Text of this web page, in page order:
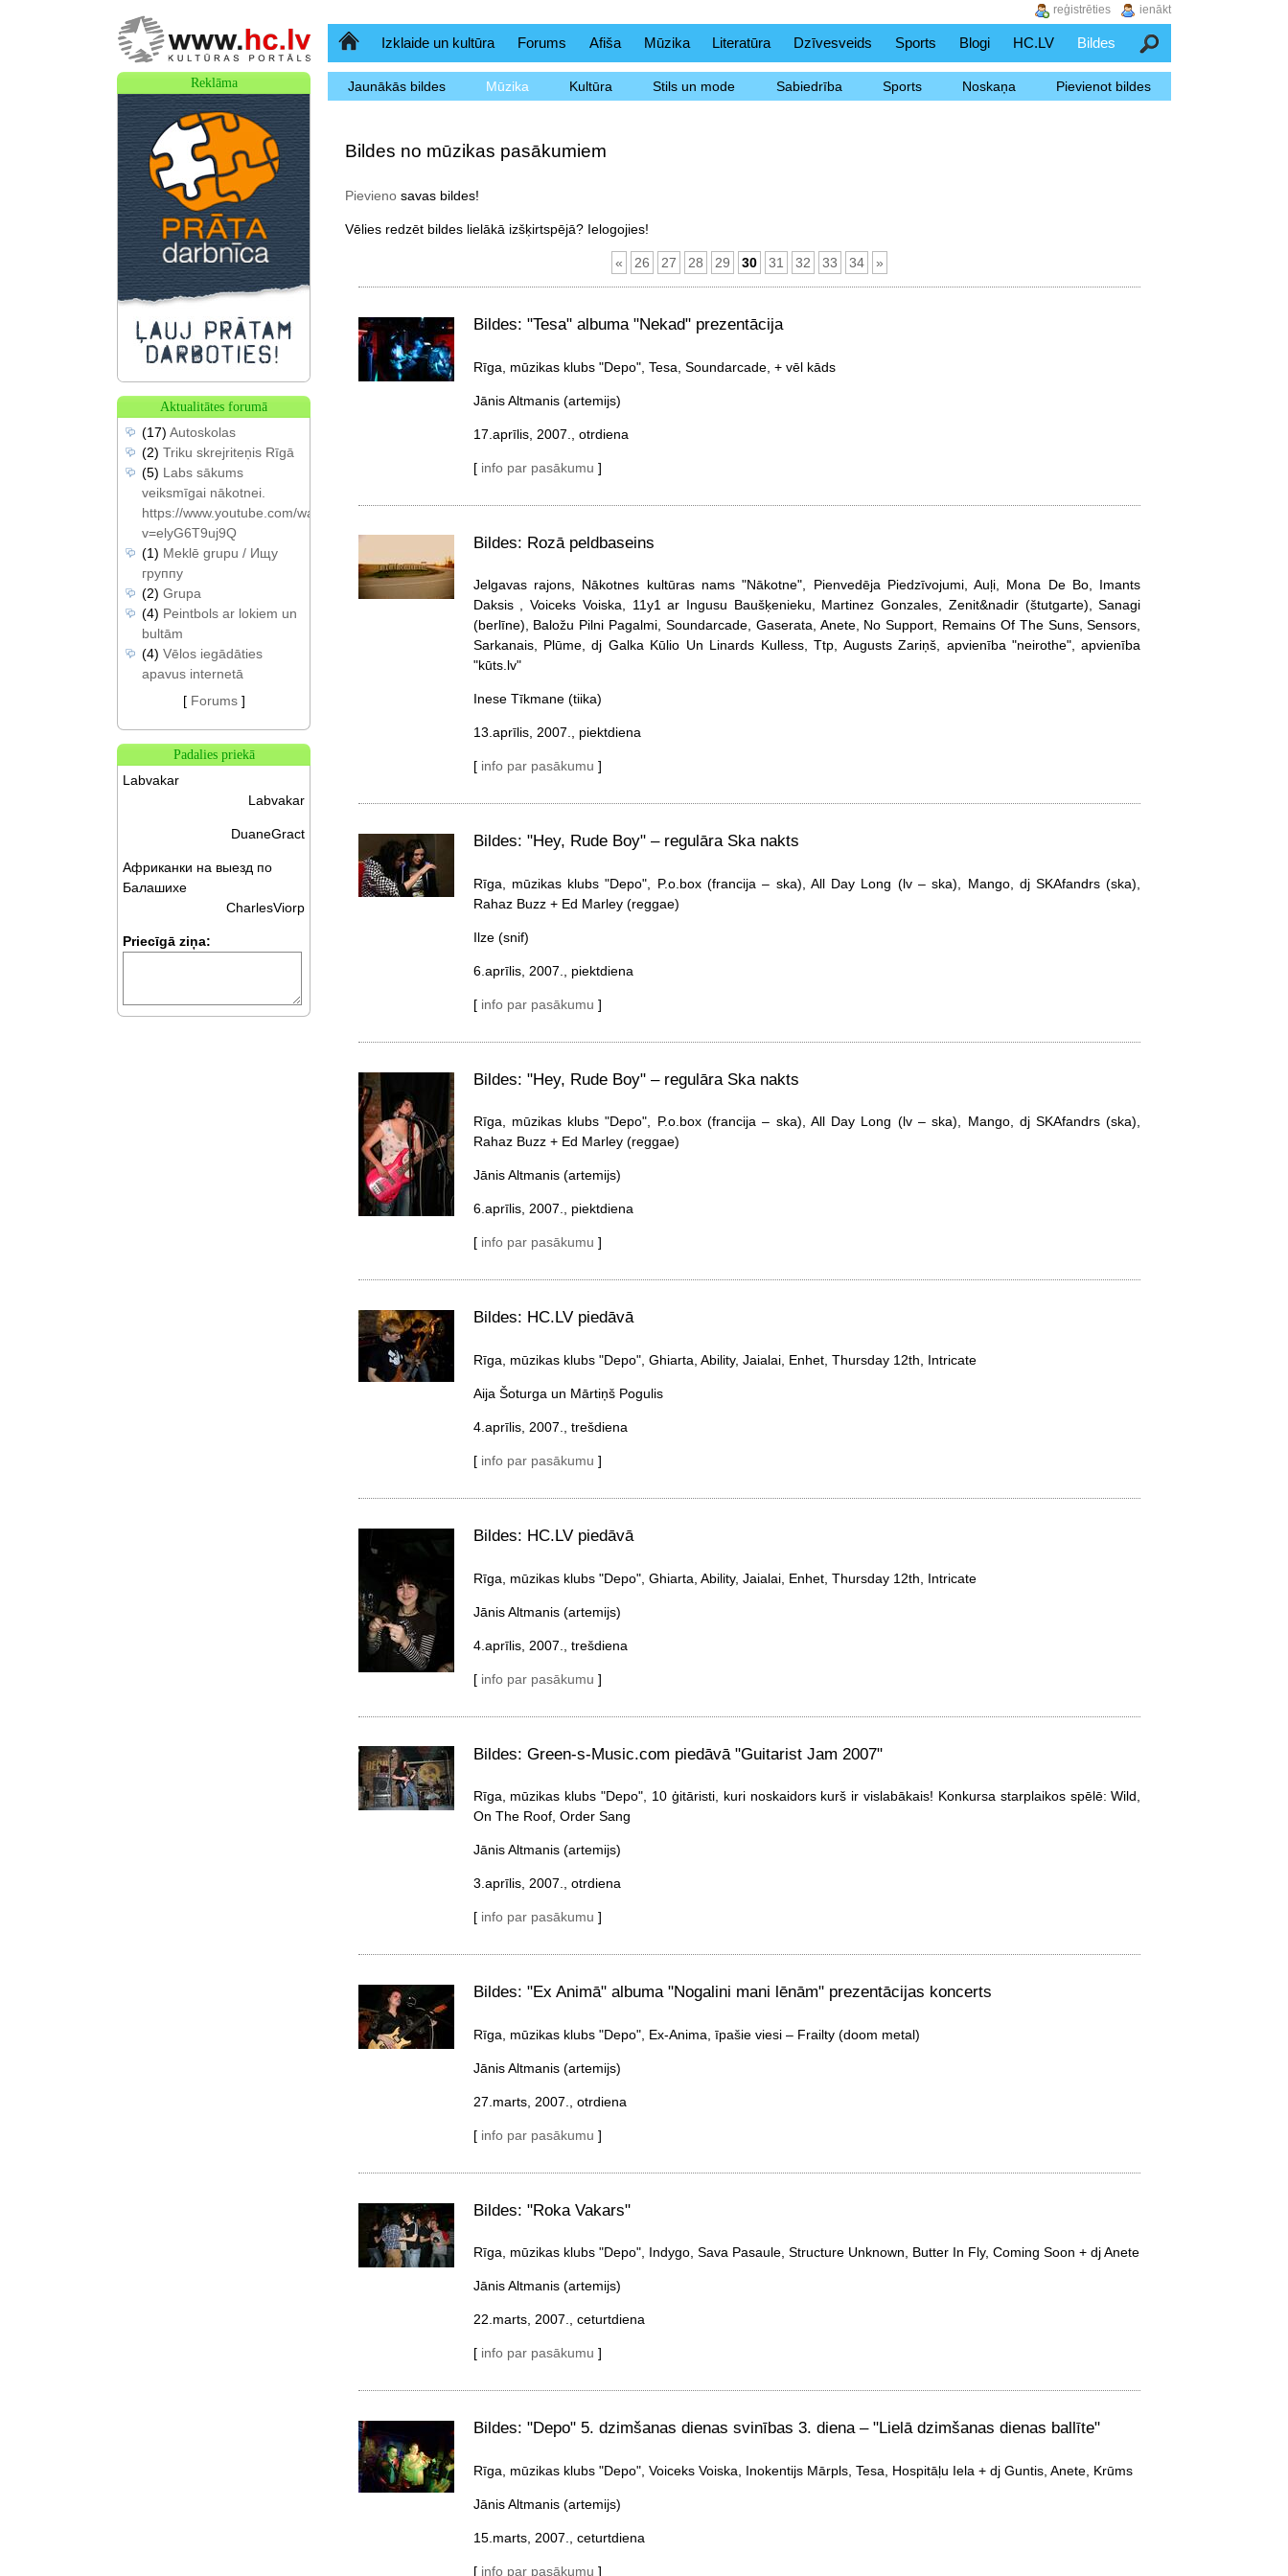
SākumlapaIzklaide un kultūra Forums Afiša Mūzika Literatūra Dzīvesveids Sports Blogi HC.LV Bildes Meklēšana
Jaunākās bildes Mūzika Kultūra Stils un mode Sabiedrība Sports Noskaņa Pievienot bildes
Bildes no mūzikas pasākumiem
Pievienosavas bildes!
Vēlies redzēt bildes lielākā izšķirtspējā? Ielogojies!
« 26 27 28 29 30 31 32 33 34 »
Bildes: "Tesa" albuma "Nekad" prezentācija
Rīga, mūzikas klubs "Depo", Tesa, Soundarcade, + vēl kāds
Jānis Altmanis (artemijs)
17.aprīlis, 2007., otrdiena
[ info par pasākumu ]
Bildes: Rozā peldbaseins
Jelgavas rajons, Nākotnes kultūras nams "Nākotne", Pienvedēja Piedzīvojumi, Auļi, Mona De Bo, Imants
Daksis , Voiceks Voiska, 11y1 ar Ingusu Baušķenieku, Martinez Gonzales, Zenit&nadir (štutgarte), Sanagi
(berlīne), Baložu Pilni Pagalmi, Soundarcade, Gaserata, Anete, No Support, Remains Of The Suns, Sensors,
Sarkanais, Plūme, dj Galka Kūlio Un Linards Kulless, Ttp, Augusts Zariņš, apvienība "neirothe", apvienība
"kūts.lv"
Inese Tīkmane (tiika)
13.aprīlis, 2007., piektdiena
[ info par pasākumu ]
Bildes: "Hey, Rude Boy" – regulāra Ska nakts
Rīga, mūzikas klubs "Depo", P.o.box (francija – ska), All Day Long (lv – ska), Mango, dj SKAfandrs (ska),
Rahaz Buzz + Ed Marley (reggae)
Ilze (snif)
6.aprīlis, 2007., piektdiena
[ info par pasākumu ]
Bildes: "Hey, Rude Boy" – regulāra Ska nakts
Rīga, mūzikas klubs "Depo", P.o.box (francija – ska), All Day Long (lv – ska), Mango, dj SKAfandrs (ska),
Rahaz Buzz + Ed Marley (reggae)
Jānis Altmanis (artemijs)
6.aprīlis, 2007., piektdiena
[ info par pasākumu ]
Bildes: HC.LV piedāvā
Rīga, mūzikas klubs "Depo", Ghiarta, Ability, Jaialai, Enhet, Thursday 12th, Intricate
Aija Šoturga un Mārtiņš Pogulis
4.aprīlis, 2007., trešdiena
[ info par pasākumu ]
Bildes: HC.LV piedāvā
Rīga, mūzikas klubs "Depo", Ghiarta, Ability, Jaialai, Enhet, Thursday 12th, Intricate
Jānis Altmanis (artemijs)
4.aprīlis, 2007., trešdiena
[ info par pasākumu ]
Bildes: Green-s-Music.com piedāvā "Guitarist Jam 2007"
Rīga, mūzikas klubs "Depo", 10 ģitāristi, kuri noskaidors kurš ir vislabākais! Konkursa starplaikos spēlē: Wild,
On The Roof, Order Sang
Jānis Altmanis (artemijs)
3.aprīlis, 2007., otrdiena
[ info par pasākumu ]
Bildes: "Ex Animā" albuma "Nogalini mani lēnām" prezentācijas koncerts
Rīga, mūzikas klubs "Depo", Ex-Anima, īpašie viesi – Frailty (doom metal)
Jānis Altmanis (artemijs)
27.marts, 2007., otrdiena
[ info par pasākumu ]
Bildes: "Roka Vakars"
Rīga, mūzikas klubs "Depo", Indygo, Sava Pasaule, Structure Unknown, Butter In Fly, Coming Soon + dj Anete
Jānis Altmanis (artemijs)
22.marts, 2007., ceturtdiena
[ info par pasākumu ]
Bildes: "Depo" 5. dzimšanas dienas svinības 3. diena – "Lielā dzimšanas dienas ballīte"
Rīga, mūzikas klubs "Depo", Voiceks Voiska, Inokentijs Mārpls, Tesa, Hospitāļu Iela + dj Guntis, Anete, Krūms
Jānis Altmanis (artemijs)
15.marts, 2007., ceturtdiena
[ info par pasākumu ]
Reklāma
Aktualitātes forumā
(17) Autoskolas
(2) Triku skrejriteņis Rīgā
(5) Labs sākums
veiksmīgai nākotnei.
https://www.youtube.com/watch?
v=elyG6T9uj9Q
(1) Meklē grupu / Ищу
группу
(2) Grupa
(4) Peintbols ar lokiem un
bultām
(4) Vēlos iegādāties
apavus internetā
[ Forums]
Padalies priekā
Labvakar
Labvakar
DuaneGract
Африканки на выезд по
Балашихе
CharlesViorp
Priecīgā ziņa:
ienākt
reģistrēties